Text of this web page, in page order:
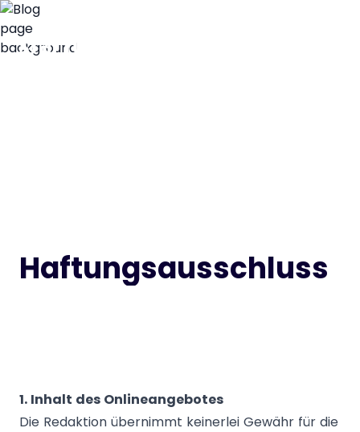
Haftungsausschluss
1. Inhalt des Onlineangebotes
Die Redaktion übernimmt keinerlei Gewähr für die